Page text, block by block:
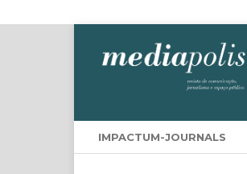
IMPACTUM-JOURNALS